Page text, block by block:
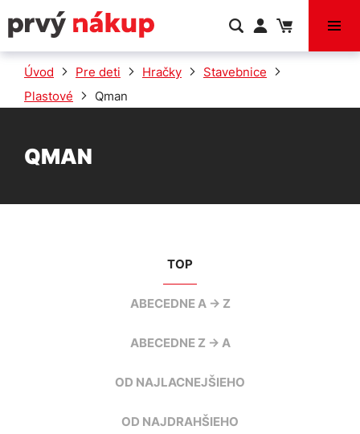
VÝPREDAJ
Úvod Pre deti Hračky
Stavebnice
Plastové
Qman
QMAN
TOP
ABECEDNE A -> Z
ABECEDNE Z -> A
OD NAJLACNEJŠIEHO
OD NAJDRAHŠIEHO